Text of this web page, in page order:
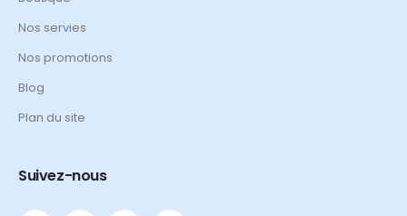
Nos servies
Nos promotions
Blog
Plan du site
Suivez-nous